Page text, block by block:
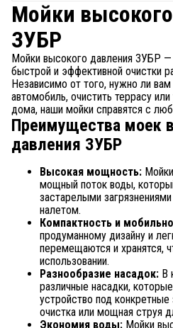
Мойки
ЗУБР
Мойки высокого давления ЗУБР
быстрой и эффективной очистки
Независимо от того, нужно ли
автомобиль, очистить террасу
дома, наши мойки справятся с
Преимущества моек
давления ЗУБР
Высокая мощность:
мощный поток воды,
застарелыми
налетом.
Компактность и
продуманному дизайну и
перемещаются и хранятся,
использовании.
Разнообразие насадок: В
различные насадки,
устройство под
очистка или мощная струя
Экономия воды: Мойки